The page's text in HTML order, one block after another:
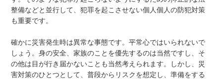
整備などと並行して、犯罪を起こさせない個人個人の防犯対策
も重要です。
確かに災害発生時は異常な事態です。平常心ではいられないで
しょう。身の安全、家族のことを優先するのは当然ですし、そ
の他は目が行き届かないことも当然考えられます。しかし、災
害対策のひとつとして、普段からリスクを想定し、準備をする